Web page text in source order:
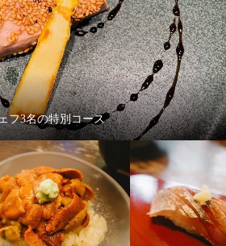
フ3名の特別コース